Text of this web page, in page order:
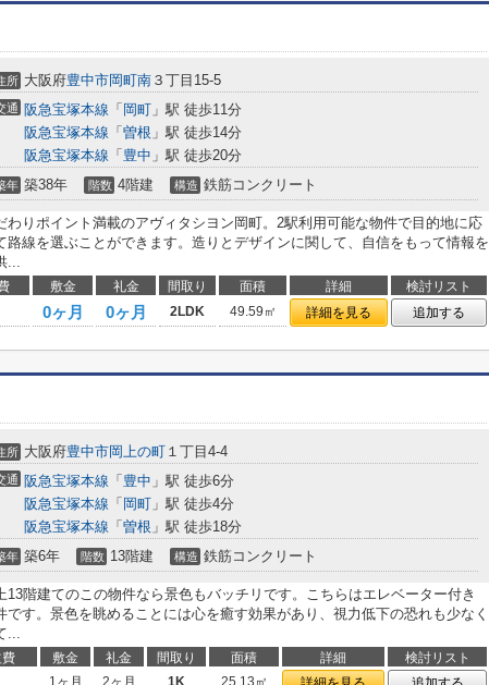
所 大阪府豊中市岡町南 ３丁目15-5
通 阪急宝塚本線 「 岡町 」駅 徒歩11分
阪急宝塚本線 「 曽根 」駅 徒歩14分
阪急宝塚本線 「 豊中 」駅 徒歩20分
年 築38年 階数 4階建 構造 鉄筋コンクリート
わりポイント満載のアヴィタシヨン岡町。2駅利用可能な物件で目的地に応
路線を選ぶことができます。造りとデザインに関して、自信をもって情報を
...
敷金 礼金 間取り 面積 詳細
検討リスト
0ヶ月 0ヶ月 2LDK 49.59㎡ 詳細を見る 追加する
所 大阪府豊中市岡上の町 １丁目4-4
通 阪急宝塚本線 「 豊中 」駅 徒歩6分
阪急宝塚本線 「 岡町 」駅 徒歩4分
阪急宝塚本線 「 曽根 」駅 徒歩18分
年 築6年 階数 13階建 構造 鉄筋コンクリート
13階建てのこの物件なら景色もバッチリです。こちらはエレベーター付き
です。景色を眺めることには心を癒す効果があり、視力低下の恐れも少なく
...
敷金 礼金 間取り 面積 詳細
検討リスト
1ヶ月 2ヶ月 1K 25.13㎡